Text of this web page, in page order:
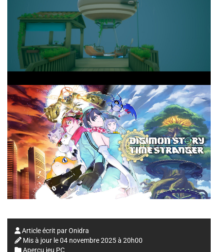
Article écrit parOnidra
Mis à jour le04 novembre 2025 à 20h00
Aperçu jeu PC